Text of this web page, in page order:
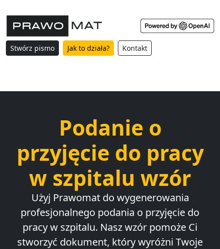
Stwórz pismo Jak to działa? Kontakt
Podanie o
przyjęcie do pracy
w szpitalu wzór
Użyj Prawomat do wygenerowania
profesjonalnego podania o przyjęcie do
pracy w szpitalu. Nasz wzór pomoże Ci
stworzyć dokument, który wyróżni Twoje